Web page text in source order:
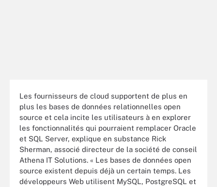
Les fournisseurs de cloud supportent de plus en
plus les bases de données relationnelles open
source et cela incite les utilisateurs à en explorer
les fonctionnalités qui pourraient remplacer Oracle
et SQL Server, explique en substance Rick
Sherman, associé directeur de la société de conseil
Athena IT Solutions. « Les bases de données open
source existent depuis déjà un certain temps. Les
développeurs Web utilisent MySQL, PostgreSQL et